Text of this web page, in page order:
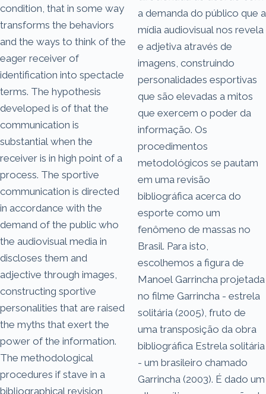
condition, that in some way
transforms the behaviors
and the ways to think of the
eager receiver of
identification into spectacle
terms. The hypothesis
developed is of that the
communication is
substantial when the
receiver is in high point of a
process. The sportive
communication is directed
in accordance with the
demand of the public who
the audiovisual media in
discloses them and
adjective through images,
constructing sportive
personalities that are raised
the myths that exert the
power of the information.
The methodological
procedures if stave in a
bibliographical revision
a demanda do público que a
mídia audiovisual nos revela
e adjetiva através de
imagens, construindo
personalidades esportivas
que são elevadas a mitos
que exercem o poder da
informação. Os
procedimentos
metodológicos se pautam
em uma revisão
bibliográfica acerca do
esporte como um
fenômeno de massas no
Brasil. Para isto,
escolhemos a figura de
Manoel Garrincha projetada
no filme Garrincha - estrela
solitária (2005), fruto de
uma transposição da obra
bibliográfica Estrela solitária
- um brasileiro chamado
Garrincha (2003). É dado um